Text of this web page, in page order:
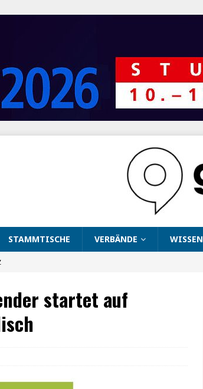
STAMMTISCHE VERBÄNDE WISSEN
startet auf